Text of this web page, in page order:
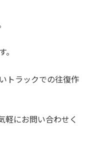
トラックでの往復作
軽にお問い合わせく